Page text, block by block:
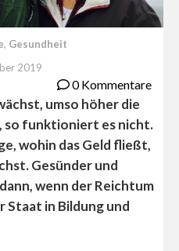
, Gesundheit
2019
0 Kommentare
umso höher die
so funktioniert es nicht.
wohin das Geld fließt,
Gesünder und
wenn der Reichtum
Staat in Bildung und